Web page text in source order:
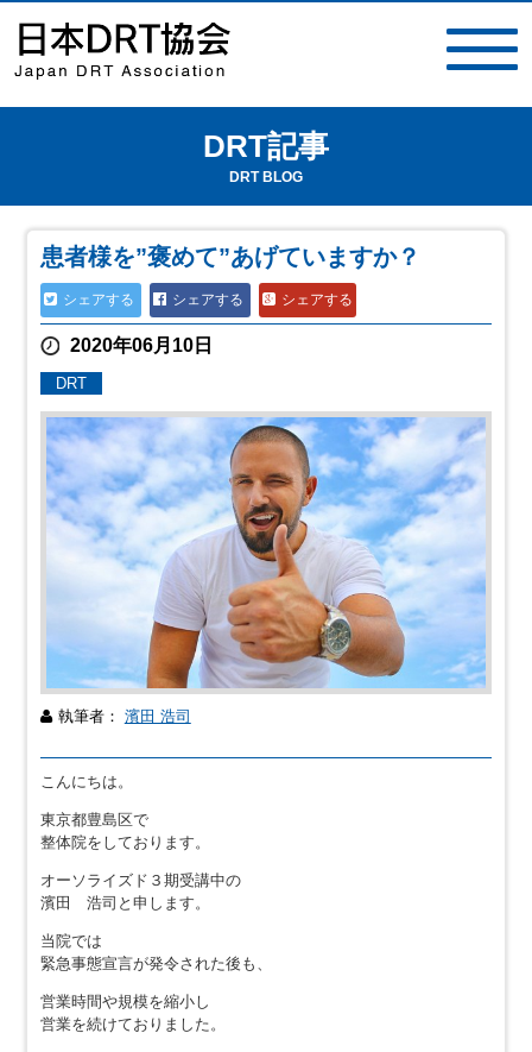
DRT記事
DRT BLOG
患者様を”褒めて”あげていますか？
シェアする シェアする シェアする
2020年06月10日
DRT
執筆者： 濱田 浩司
こんにちは。
東京都豊島区で
整体院をしております。
オーソライズド３期受講中の
濱田 浩司と申します。
当院では
緊急事態宣言が発令された後も、
営業時間や規模を縮小し
営業を続けておりました。